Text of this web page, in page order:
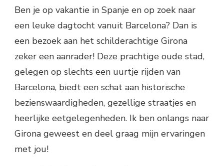
Ben je op vakantie in Spanje en op zoek naar
een leuke dagtocht vanuit Barcelona? Dan is
een bezoek aan het schilderachtige Girona
zeker een aanrader! Deze prachtige oude stad,
gelegen op slechts een uurtje rijden van
Barcelona, biedt een schat aan historische
bezienswaardigheden, gezellige straatjes en
heerlijke eetgelegenheden. Ik ben onlangs naar
Girona geweest en deel graag mijn ervaringen
met jou!